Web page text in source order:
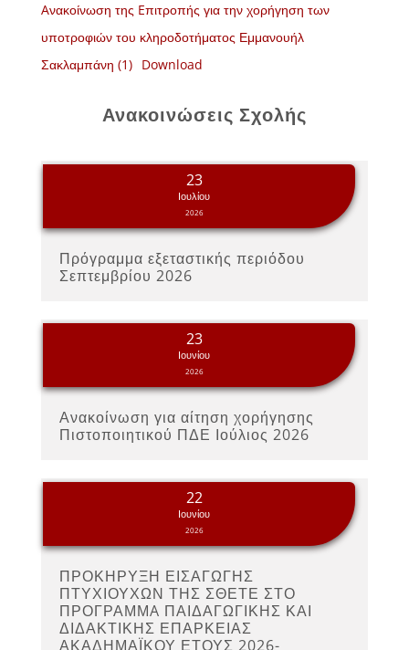
Aνακοίνωση της Eπιτροπής για την χορήγηση των
υποτροφιών του κληροδοτήματος Εμμανουήλ
Σακλαμπάνη (1) Download
Ανακοινώσεις Σχολής
Πρόγραμμα εξεταστικής περιόδου
Σεπτεμβρίου 2026
23
Ιουλίου
2026
Ανακοίνωση για αίτηση χορήγησης
Πιστοποιητικού ΠΔΕ Ιούλιος 2026
23
Ιουνίου
2026
ΠΡΟΚΗΡΥΞΗ ΕΙΣΑΓΩΓΗΣ
ΠΤΥΧΙΟΥΧΩΝ ΤΗΣ ΣΘΕΤΕ ΣΤΟ
ΠΡΟΓΡΑΜΜA ΠΑΙΔΑΓΩΓΙΚΗΣ ΚΑΙ
ΔΙΔΑΚΤΙΚΗΣ ΕΠΑΡΚΕΙΑΣ
ΑΚΑΔΗΜΑΪΚΟΥ ΕΤΟΥΣ 2026-
22
Ιουνίου
2026